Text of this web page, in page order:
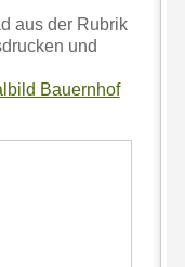
aus der Rubrik
und
Bauernhof